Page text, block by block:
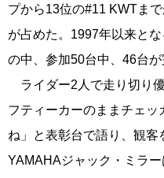
プから13位の#11 KWTま
が占めた。1997年以来と
の中、参加50台中、46台が
ライダー2人で走り切り
フティーカーのままチェッ
ね」と表彰台で語り、観
YAMAHAジャック・ミラ